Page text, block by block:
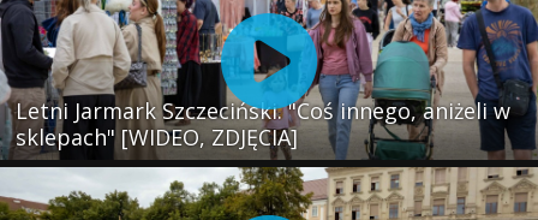
Letni Jarmark Szczeciński. "Coś innego, aniżeli w
sklepach" [WIDEO, ZDJĘCIA]